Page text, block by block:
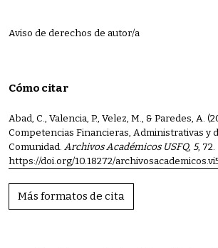
Aviso de derechos de autor/a
Cómo citar
Abad, C., Valencia, P., Velez, M., & Paredes, A.
Competencias Financieras, Administrativas y
Comunidad. Archivos Académicos USFQ, 5, 72.
https://doi.org/10.18272/
Más formatos de cita